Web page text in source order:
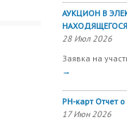
АУКЦИОН В
28 Июл 2026
Заявка на
→
РН-карт Отчет
17 Июн 2026